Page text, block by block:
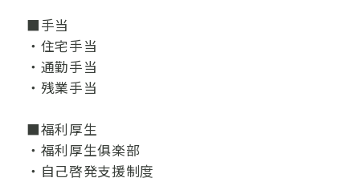
■手当
・住宅手当
・通勤手当
・残業手当
■福利厚生
・福利厚生俱楽部
・自己啓発支援制度